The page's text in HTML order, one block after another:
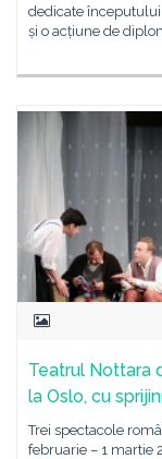
dedicate
și o acțiune de
Teatrul Nottara
la Oslo, cu
Trei spectacole
februarie – 1 martie